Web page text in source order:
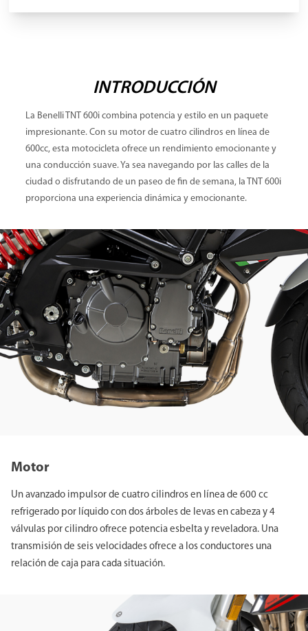
INTRODUCCIÓN
La Benelli TNT 600i combina potencia y estilo en un paquete
impresionante. Con su motor de cuatro cilindros en línea de
600cc, esta motocicleta ofrece un rendimiento emocionante y
una conducción suave. Ya sea navegando por las calles de la
ciudad o disfrutando de un paseo de fin de semana, la TNT 600i
proporciona una experiencia dinámica y emocionante.
Motor
Un avanzado impulsor de cuatro cilindros en línea de 600 cc
refrigerado por líquido con dos árboles de levas en cabeza y 4
válvulas por cilindro ofrece potencia esbelta y reveladora. Una
transmisión de seis velocidades ofrece a los conductores una
relación de caja para cada situación.